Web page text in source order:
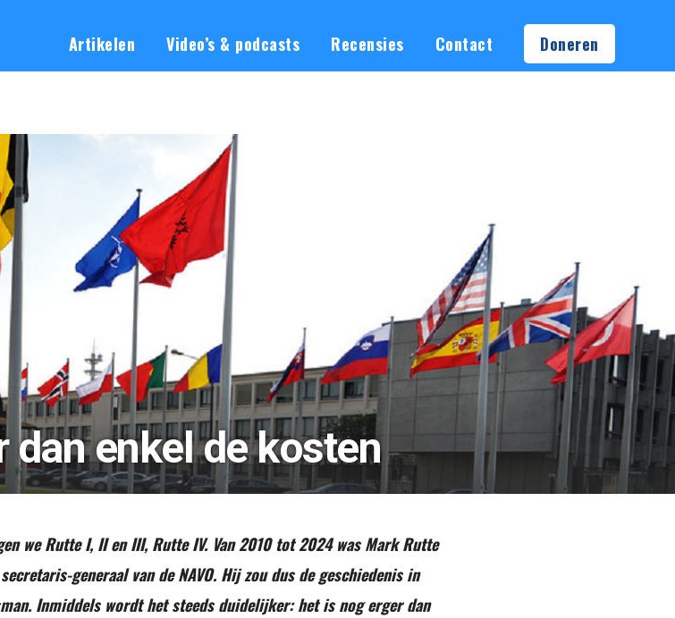
Artikelen Video’s & podcasts Recensies Contact Doneren
dan enkel de kosten
we Rutte I, II en III, Rutte IV. Van 2010 tot 2024 was Mark Rutte
generaal van de NAVO. Hij zou dus de geschiedenis in
Inmiddels wordt het steeds duidelijker: het is nog erger dan